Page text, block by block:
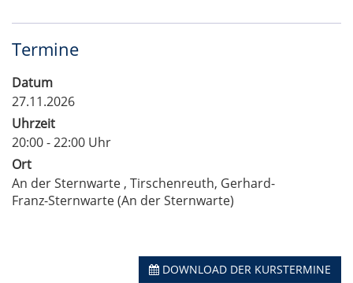
Termine
Datum
27.11.2026
Uhrzeit
20:00 - 22:00 Uhr
Ort
An der Sternwarte , Tirschenreuth, Gerhard-
Franz-Sternwarte (An der Sternwarte)
DOWNLOAD DER KURSTERMINE